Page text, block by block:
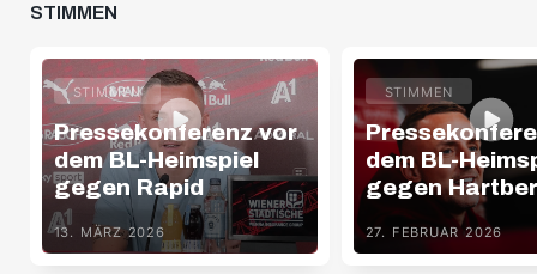
STIMMEN
STIMMEN
Pressekonferenz vor
dem BL-Heimspiel
gegen Rapid
13. MÄRZ 2026
STIMMEN
dem BL-
gegen
27. FEBRUAR 2026